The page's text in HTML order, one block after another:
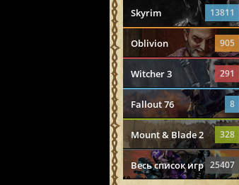
Skyrim 13811
Oblivion 905
Witcher 3 291
Fallout 76 8
Mount & Blade 2 328
Весь список игр 25407